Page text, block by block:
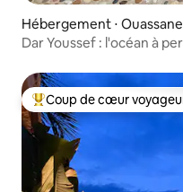
Hébergement ⋅ Ouassane
Dar Youssef : l'océan à
Coups de cœur
Coup de cœur